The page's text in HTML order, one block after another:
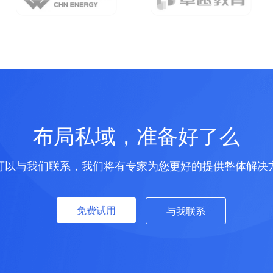
布局私域，准备好了么
以与我们联系，我们将有专家为您更好的提供整体解决
免费试用 与我联系